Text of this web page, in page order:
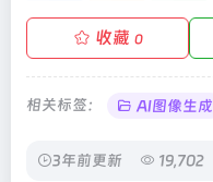
收藏 0
相关标签： AI图像生成
3年前更新 19,702